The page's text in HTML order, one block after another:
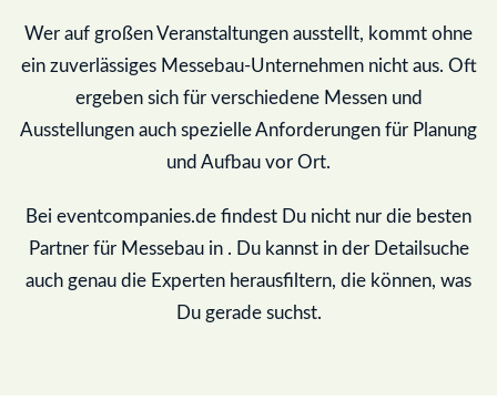
Wer auf großen Veranstaltungen ausstellt, kommt ohne
ein zuverlässiges Messebau-Unternehmen nicht aus. Oft
ergeben sich für verschiedene Messen und
Ausstellungen auch spezielle Anforderungen für Planung
und Aufbau vor Ort.
Bei eventcompanies.de findest Du nicht nur die besten
Partner für Messebau in . Du kannst in der Detailsuche
auch genau die Experten herausfiltern, die können, was
Du gerade suchst.